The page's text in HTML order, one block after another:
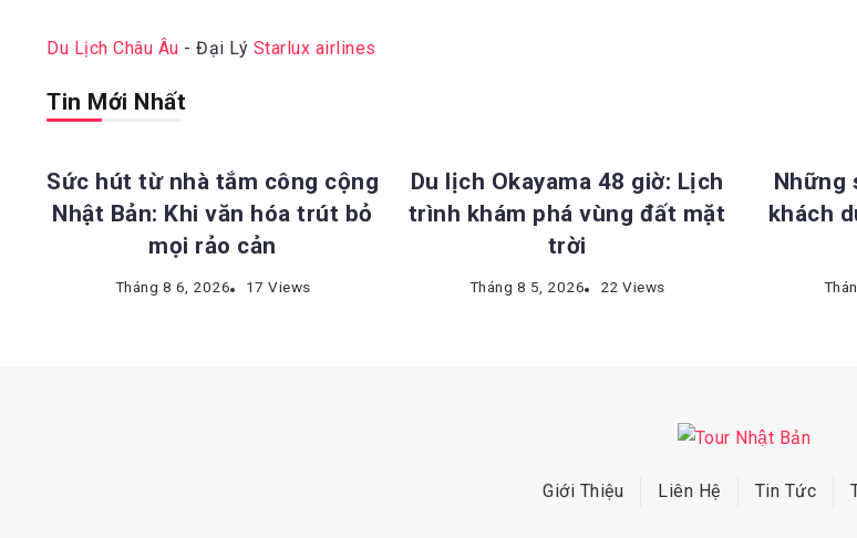
Du Lịch Châu Âu - Đại Lý Starlux airlines
Tin Mới Nhất
ĐỊA ĐIỂM DU LỊCH NHẬT BẢN
Sức hút từ nhà tắm công cộng
Nhật Bản: Khi văn hóa trút bỏ
mọi rảo cản
Tháng 8 6, 2026 17 Views
Du lịch Okayama 48 giờ: Lịch
trình khám phá vùng đất mặt
trời
Tháng 8 5, 2026 22 Views
Những
khách
Giới Thiệu Liên Hệ Tin Tức